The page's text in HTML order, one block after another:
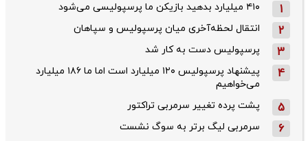
1 ۴۱۰ میلیارد بدهید بازیکن ما پرسپولیسی می‌شود
2 انتقال لحظه‌آخری میان پرسپولیس و سپاهان
3 پرسپولیس دست به کار شد
4
پیشنهاد پرسپولیس ۱۲۰ میلیارد است اما ما ۱۸۶ میلیارد
می‌خواهیم
5 پشت پرده تغییر سرمربی تراکتور
6 سرمربی لیگ برتر به سوگ نشست